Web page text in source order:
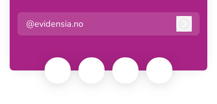
@evidensia.no